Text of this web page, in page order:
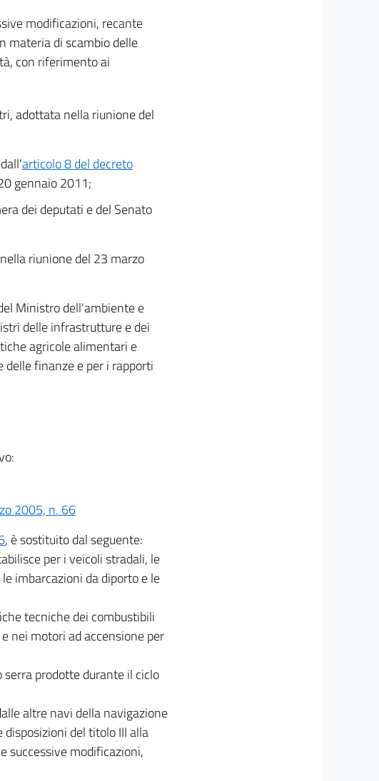
modificazioni, recante
materia di scambio delle
con riferimento ai
adottata nella riunione del
articolo 8 del decreto
gennaio 2011;
dei deputati e del Senato
riunione del 23 marzo
Ministro dell'ambiente e
delle infrastrutture e dei
agricole alimentari e
finanze e per i rapporti
2005, n. 66
, è sostituito dal seguente:
per i veicoli stradali, le
imbarcazioni da diporto e le
tecniche dei combustibili
nei motori ad accensione per
prodotte durante il ciclo
altre navi della navigazione
del titolo III alla
successive modificazioni,